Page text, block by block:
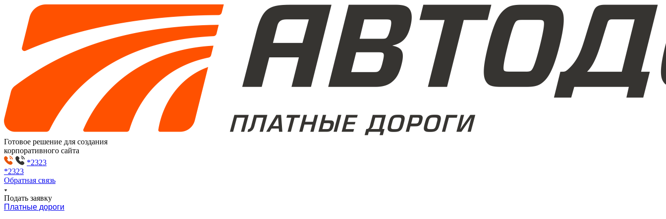
Готовое решение для создания
корпоративного сайта
*2323
*2323
Обратная связь
Подать заявку
Платные дороги